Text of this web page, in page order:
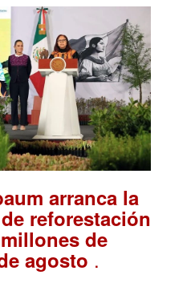
arranca la
reforestación
de
agosto .